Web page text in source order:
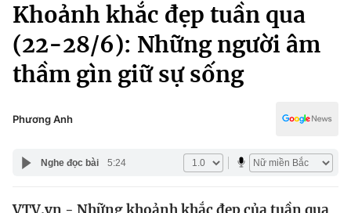
Chuyên mục
Chính trị
Pháp luật
Thể thao
Truyền hình
Văn hóa - Giải trí
Giáo dục
Khoảnh khắc đẹp tuần qua
(22-28/6): Những người âm
thầm gìn giữ sự sống
Phương Anh
Nghe đọc bài 5:24